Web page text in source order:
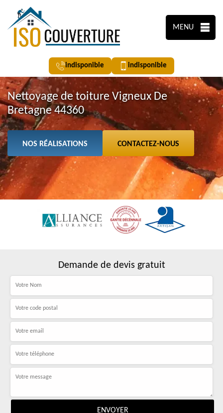
MENU
indisponible indisponible
Nettoyage de toiture Vigneux De
Bretagne 44360
NOS RÉALISATIONS CONTACTEZ-NOUS
Demande de devis gratuit